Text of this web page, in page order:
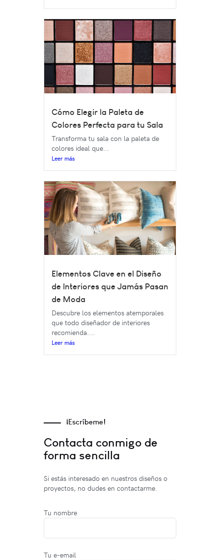
Cómo Elegir la Paleta de
Colores Perfecta para tu Sala
Transforma tu sala con la paleta de
colores ideal que...
Leer más
Elementos Clave en el Diseño
de Interiores que Jamás Pasan
de Moda
Descubre los elementos atemporales
que todo diseñador de interiores
recomienda....
Leer más
¡Escríbeme!
Contacta conmigo de
forma sencilla
Si estás interesado en nuestros diseños o
proyectos, no dudes en contactarme.
Tu nombre
Tu e-email